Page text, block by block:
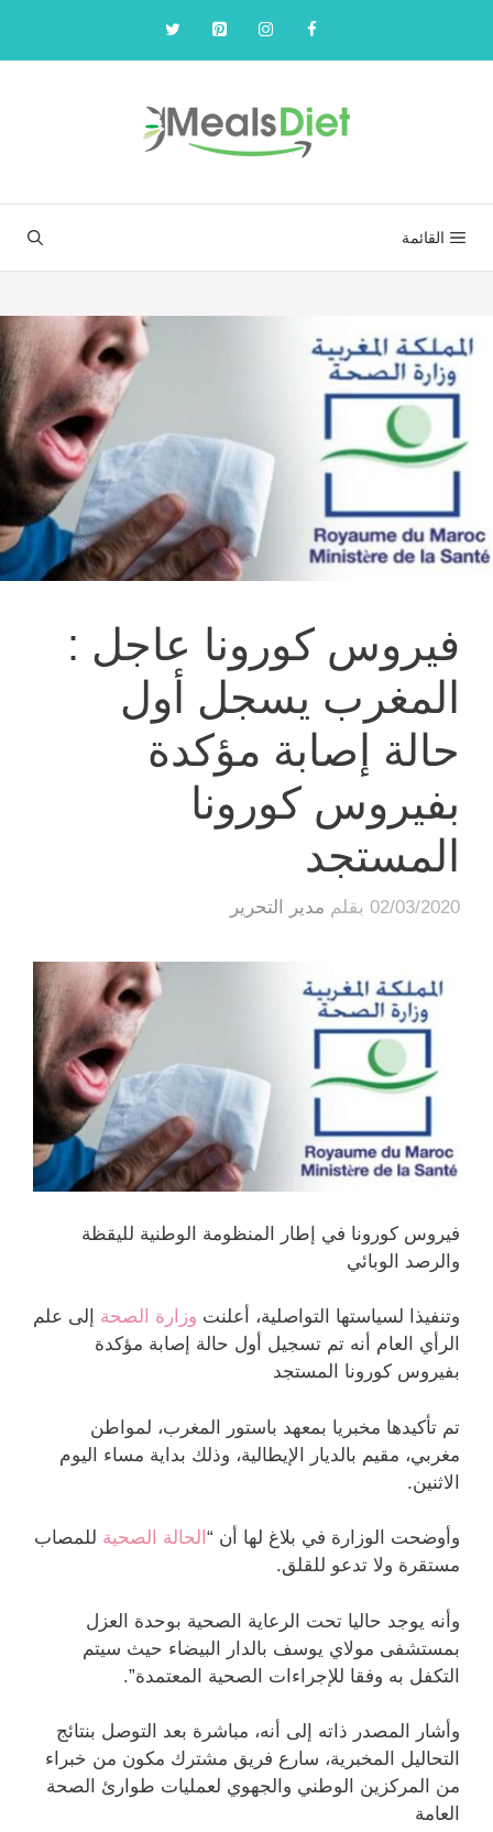
المحتوى
القائمة
فيروس كورونا عاجل :
المغرب يسجل أول
حالة إصابة مؤكدة
بفيروس كورونا
المستجد
02/03/2020 بقلم مدير التحرير
فيروس كورونا في إطار المنظومة الوطنية لليقظة
والرصد الوبائي
وتنفيذا لسياستها التواصلية، أعلنت وزارة الصحة إلى علم
الرأي العام أنه تم تسجيل أول حالة إصابة مؤكدة
بفيروس كورونا المستجد
تم تأكيدها مخبريا بمعهد باستور المغرب، لمواطن
مغربي، مقيم بالديار الإيطالية، وذلك بداية مساء اليوم
الاثنين.
وأوضحت الوزارة في بلاغ لها أن “ الحالة الصحية للمصاب
مستقرة ولا تدعو للقلق.
وأنه يوجد حاليا تحت الرعاية الصحية بوحدة العزل
بمستشفى مولاي يوسف بالدار البيضاء حيث سيتم
التكفل به وفقا للإجراءات الصحية المعتمدة”.
وأشار المصدر ذاته إلى أنه، مباشرة بعد التوصل بنتائج
التحاليل المخبرية، سارع فريق مشترك مكون من خبراء
من المركزين الوطني والجهوي لعمليات طوارئ الصحة
العامة